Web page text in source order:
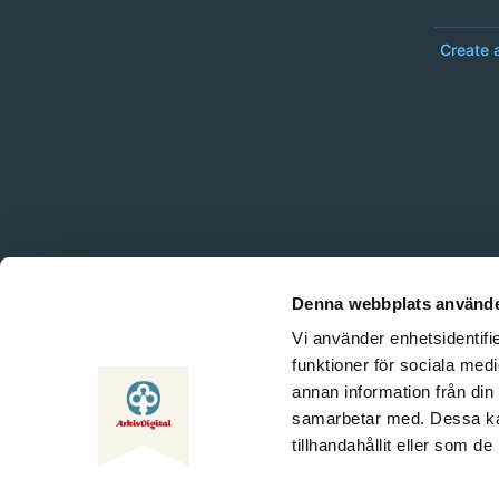
Denna webbplats
Vi använder
funktioner för sociala
annan information från
samarbetar med. Dessa
tillhandahållit eller som
Create